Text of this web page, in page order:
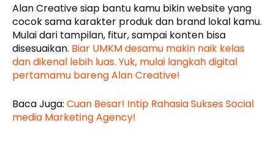
Alan Creative siap bantu kamu bikin website yang
cocok sama karakter produk dan brand lokal kamu.
Mulai dari tampilan, fitur, sampai konten bisa
disesuaikan. Biar UMKM desamu makin naik kelas
dan dikenal lebih luas. Yuk, mulai langkah digital
pertamamu bareng Alan Creative!
Baca Juga: Cuan Besar! Intip Rahasia Sukses Social
media Marketing Agency!